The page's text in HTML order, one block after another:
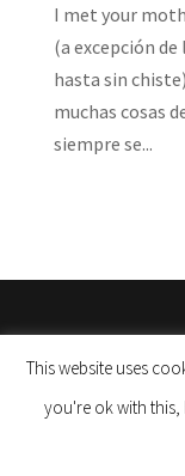
I met your
(a excepción
hasta sin
muchas cosas
siempre se...
This website uses
you're ok with